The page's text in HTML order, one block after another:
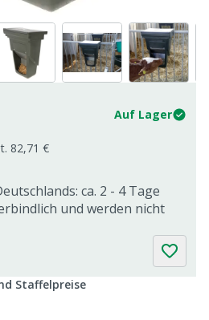
Auf Lager
82,71 €
ca. 2 - 4 Tage
und werden nicht
Staffelpreise